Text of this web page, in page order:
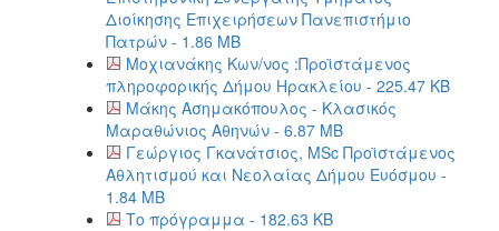
Διοίκησης Επιχειρήσεων Πανεπιστήμιο
Πατρών - 1.86 MB
Μοχιανάκης Κων/νος :Προϊστάμενος
πληροφορικής Δήμου Ηρακλείου - 225.47 KB
Μάκης Ασημακόπουλος - Κλασικός
Μαραθώνιος Αθηνών - 6.87 MB
Γεώργιος Γκανάτσιος, MSc Προϊστάμενος
Αθλητισμού και Νεολαίας Δήμου Ευόσμου -
1.84 MB
Το πρόγραμμα - 182.63 KB